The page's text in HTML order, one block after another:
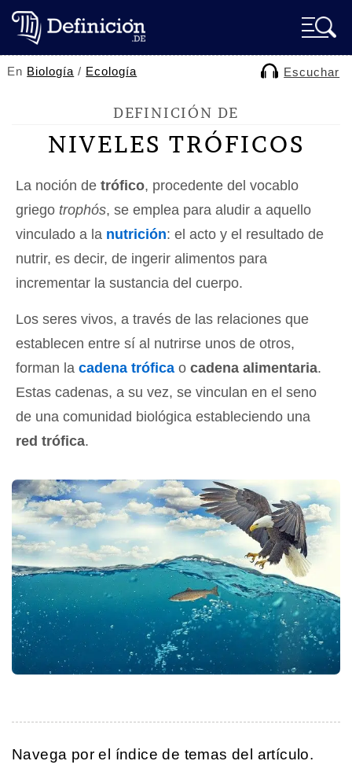
En Biología / Ecología Escuchar
DEFINICIÓN DE
NIVELES TRÓFICOS
La noción de trófico, procedente del vocablo
griego trophós, se emplea para aludir a aquello
vinculado a la nutrición: el acto y el resultado de
nutrir, es decir, de ingerir alimentos para
incrementar la sustancia del cuerpo.
Los seres vivos, a través de las relaciones que
establecen entre sí al nutrirse unos de otros,
forman la cadena trófica o cadena alimentaria.
Estas cadenas, a su vez, se vinculan en el seno
de una comunidad biológica estableciendo una
red trófica.
Navega por el índice de temas del artículo.